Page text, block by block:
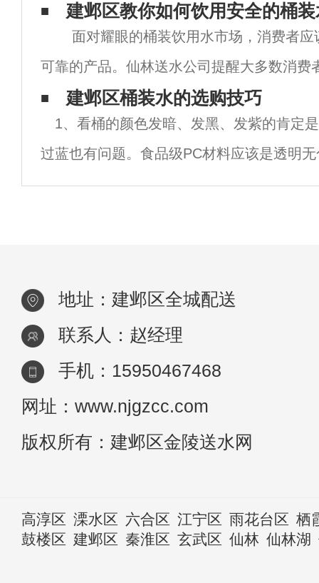
单位的专业消毒人员操作。2、不应该长时间
饮用同一牌子的桶装水，而应该几种水交替
用，这样可以防止因缺乏某种人体必需微量
建邺区教你如何饮用安全的桶
面对耀眼的桶装饮用水市场，消费者应
可靠的产品。仙林送水公司提醒大多数消费
用水时应注意以下五点：1.购买桶装饮用水
水商，选择标注QS
建邺区桶装水的选购技巧
1、看桶的颜色发暗、发黑、发紫的肯定
过蓝也有问题。食品级PC材料应该是透明
上的水桶大多呈蓝色，这个给人清凉之感的
地址：建邺区全城配送
联系人：赵经理
手机：15950467468
网址：www.njgzcc.com
版权所有：建邺区金陵送水网
高淳区 溧水区 六合区 江宁区 雨花台区 栖
鼓楼区 建邺区 秦淮区 玄武区 仙林 仙林湖